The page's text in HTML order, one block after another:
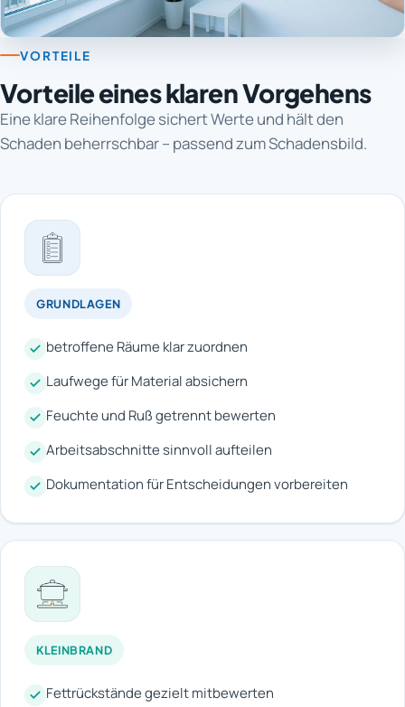
VORTEILE
Vorteile eines klaren Vorgehens
Eine klare Reihenfolge sichert Werte und hält den
Schaden beherrschbar – passend zum Schadensbild.
GRUNDLAGEN
betroffene Räume klar zuordnen
Laufwege für Material absichern
Feuchte und Ruß getrennt bewerten
Arbeitsabschnitte sinnvoll aufteilen
Dokumentation für Entscheidungen vorbereiten
KLEINBRAND
Fettrückstände gezielt mitbewerten